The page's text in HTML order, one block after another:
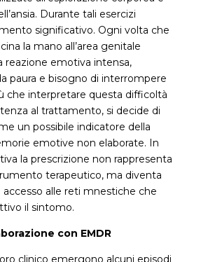
Durante tali esercizi
significativo. Ogni volta che
la mano all’area genitale
reazione emotiva intensa,
paura e bisogno di interrompere
che interpretare questa difficoltà
al trattamento, si decide di
un possibile indicatore della
emotive non elaborate. In
la prescrizione non rappresenta
terapeutico, ma diventa
alle reti mnestiche che
il sintomo.
con EMDR
clinico emergono alcuni episodi